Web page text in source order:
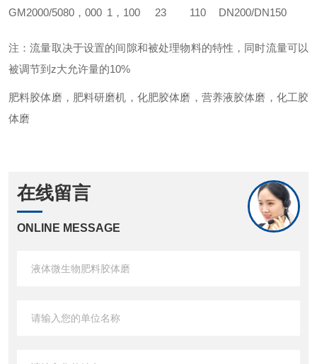
GM2000/5080，000 1，100 23 110 DN200/DN150
注：流量取决于设置的间隙和被处理物料的特性，同时流量可以
被调节到z大允许量的10%
肥料胶体磨，肥料研磨机，化肥胶体磨，营养液胶体磨，化工胶
体磨
在线留言
ONLINE MESSAGE